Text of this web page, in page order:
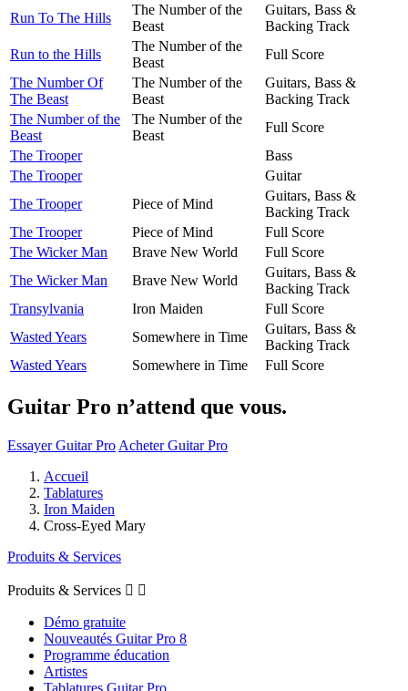
Run To The Hills
The Number of the
Beast
Guitars, Bass &
Backing Track
Run to the Hills
The Number of the
Beast
Full Score
The Number Of
The Beast
The Number of the
Beast
Guitars, Bass &
Backing Track
The Number of the
Beast
The Number of the
Beast
Full Score
The Trooper
Bass
The Trooper
Guitar
The Trooper
Piece of Mind
Guitars, Bass &
Backing Track
The Trooper
Piece of Mind
Full Score
The Wicker Man
Brave New World
Full Score
The Wicker Man
Brave New World
Guitars, Bass &
Backing Track
Transylvania
Iron Maiden
Full Score
Wasted Years
Somewhere in Time
Guitars, Bass &
Backing Track
Wasted Years
Somewhere in Time Full Score
Guitar Pro n’attend que vous.
Essayer Guitar Pro Acheter Guitar Pro
Accueil
Tablatures
Iron Maiden
Cross-Eyed Mary
Produits & Services
Produits & Services  
Démo gratuite
Nouveautés Guitar Pro 8
Programme éducation
Artistes
Tablatures Guitar Pro